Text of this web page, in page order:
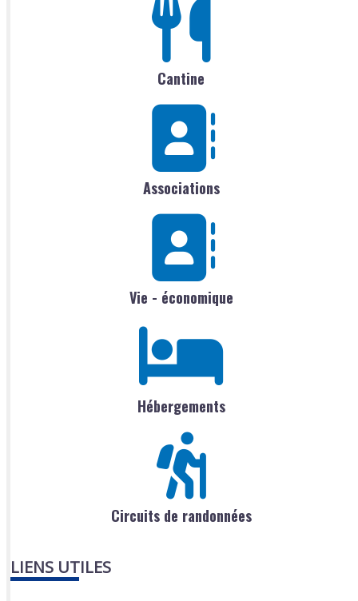
Cantine
Associations
Vie - économique
Hébergements
Circuits de randonnées
LIENS UTILES